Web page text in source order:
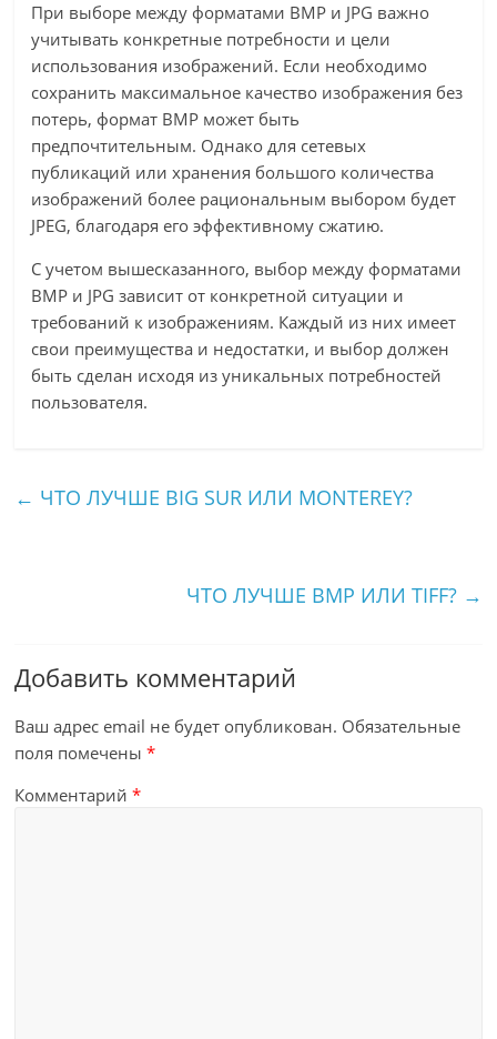
При выборе между форматами BMP и JPG важно
учитывать конкретные потребности и цели
использования изображений. Если необходимо
сохранить максимальное качество изображения без
потерь, формат BMP может быть
предпочтительным. Однако для сетевых
публикаций или хранения большого количества
изображений более рациональным выбором будет
JPEG, благодаря его эффективному сжатию.
С учетом вышесказанного, выбор между форматами
BMP и JPG зависит от конкретной ситуации и
требований к изображениям. Каждый из них имеет
свои преимущества и недостатки, и выбор должен
быть сделан исходя из уникальных потребностей
пользователя.
← ЧТО ЛУЧШЕ BIG SUR ИЛИ MONTEREY?
ЧТО ЛУЧШЕ BMP ИЛИ TIFF? →
Добавить комментарий
Ваш адрес email не будет опубликован. Обязательные
поля помечены*
Комментарий*